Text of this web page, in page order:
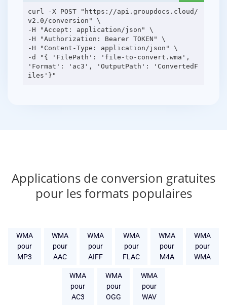
curl -X POST "https://api.groupdocs.cloud/
v2.0/conversion" \
-H "Accept: application/json" \
-H "Authorization: Bearer TOKEN" \
-H "Content-Type: application/json" \
-d "{ 'FilePath': 'file-to-convert.wma',
'Format': 'ac3', 'OutputPath': 'ConvertedF
Applications de conversion gratuites
pour les formats populaires
WMA
pour
MP3
WMA
pour
AAC
WMA
pour
AIFF
WMA
pour
FLAC
WMA
pour
M4A
WMA
pour
WMA
WMA
pour
AC3
WMA
pour
OGG
WMA
pour
WAV